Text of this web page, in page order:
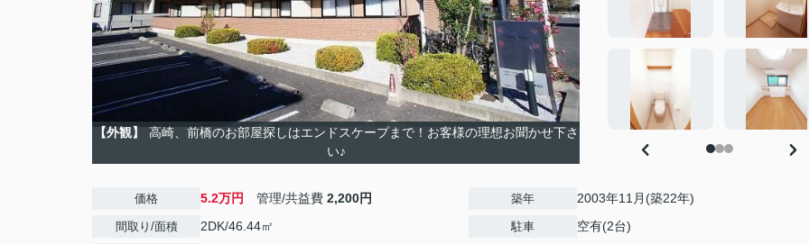
【外観】
高崎、前橋のお部屋探しはエンドスケープまで！お客様の理想お聞かせ下さ
い♪
価格 5.2万円 管理/共益費 2,200円
間取り/面積 2DK/46.44㎡
築年 2003年11月(築22年)
駐車 空有(2台)